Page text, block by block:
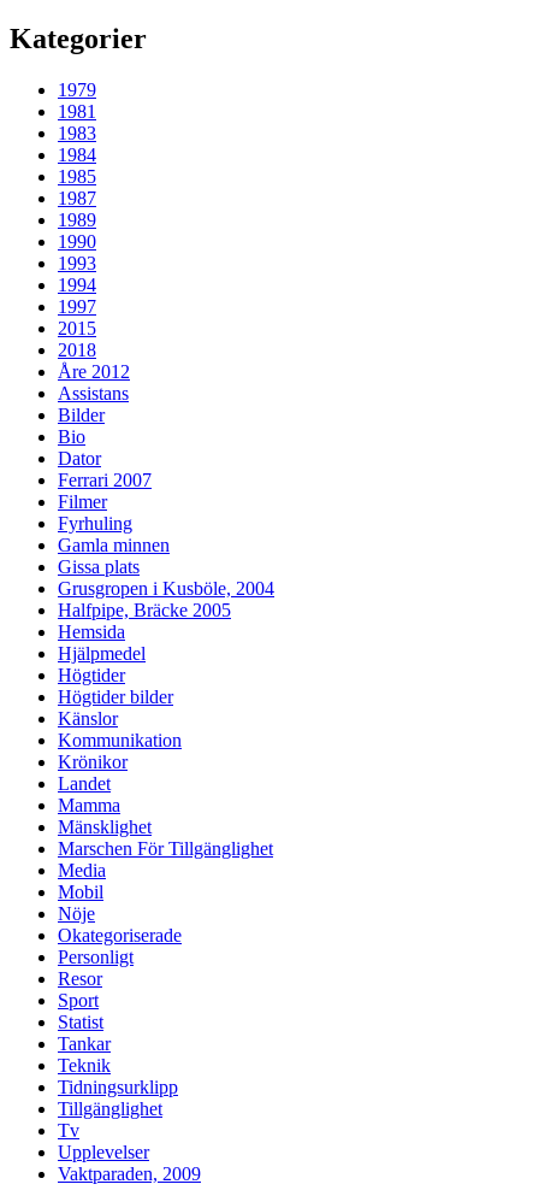
Kategorier
1979
1981
1983
1984
1985
1987
1989
1990
1993
1994
1997
2015
2018
Åre 2012
Assistans
Bilder
Bio
Dator
Ferrari 2007
Filmer
Fyrhuling
Gamla minnen
Gissa plats
Grusgropen i Kusböle, 2004
Halfpipe, Bräcke 2005
Hemsida
Hjälpmedel
Högtider
Högtider bilder
Känslor
Kommunikation
Krönikor
Landet
Mamma
Mänsklighet
Marschen För Tillgänglighet
Media
Mobil
Nöje
Okategoriserade
Personligt
Resor
Sport
Statist
Tankar
Teknik
Tidningsurklipp
Tillgänglighet
Tv
Upplevelser
Vaktparaden, 2009